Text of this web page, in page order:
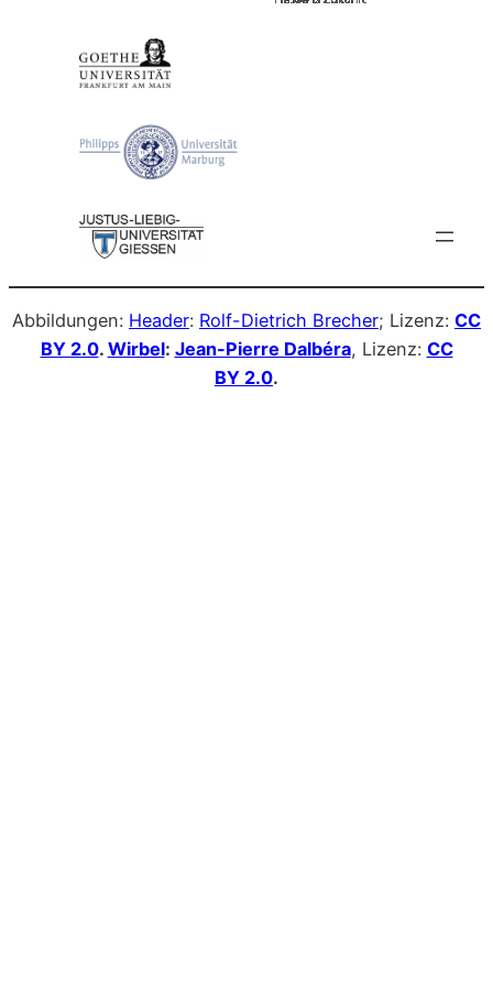
Abbildungen: Header: Rolf-Dietrich Brecher; Lizenz: CC
BY 2.0. Wirbel: Jean-Pierre Dalbéra, Lizenz: CC
BY 2.0.